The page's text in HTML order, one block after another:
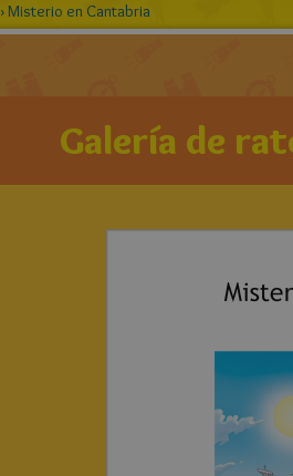
›Misterio en Cantabria
Galería de